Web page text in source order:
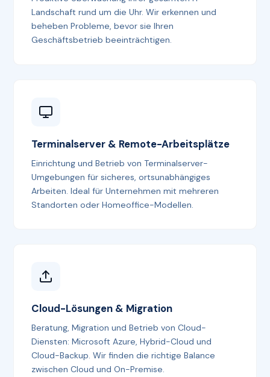
Landschaft rund um die Uhr. Wir erkennen und
beheben Probleme, bevor sie Ihren
Geschäftsbetrieb beeinträchtigen.
Terminalserver & Remote-Arbeitsplätze
Einrichtung und Betrieb von Terminalserver-
Umgebungen für sicheres, ortsunabhängiges
Arbeiten. Ideal für Unternehmen mit mehreren
Standorten oder Homeoffice-Modellen.
Cloud-Lösungen & Migration
Beratung, Migration und Betrieb von Cloud-
Diensten: Microsoft Azure, Hybrid-Cloud und
Cloud-Backup. Wir finden die richtige Balance
zwischen Cloud und On-Premise.